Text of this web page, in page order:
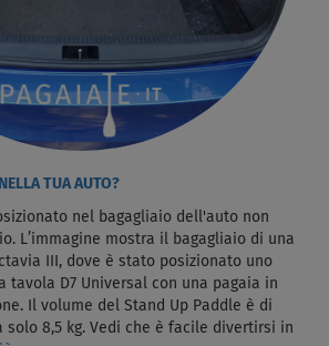
TUA AUTO?
nel bagagliaio dell'auto non
L’immagine mostra il bagagliaio di una
III, dove è stato posizionato uno
tavola D7 Universal con una pagaia in
Il volume del Stand Up Paddle è di
solo 8,5 kg. Vedi che è facile divertirsi in